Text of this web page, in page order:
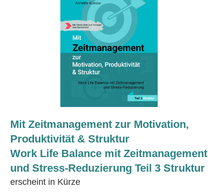
Mit Zeitmanagement zur Motivation,
Produktivität & Struktur
Work Life Balance mit Zeitmanagement
und Stress-Reduzierung Teil 3 Struktur
erscheint in Kürze